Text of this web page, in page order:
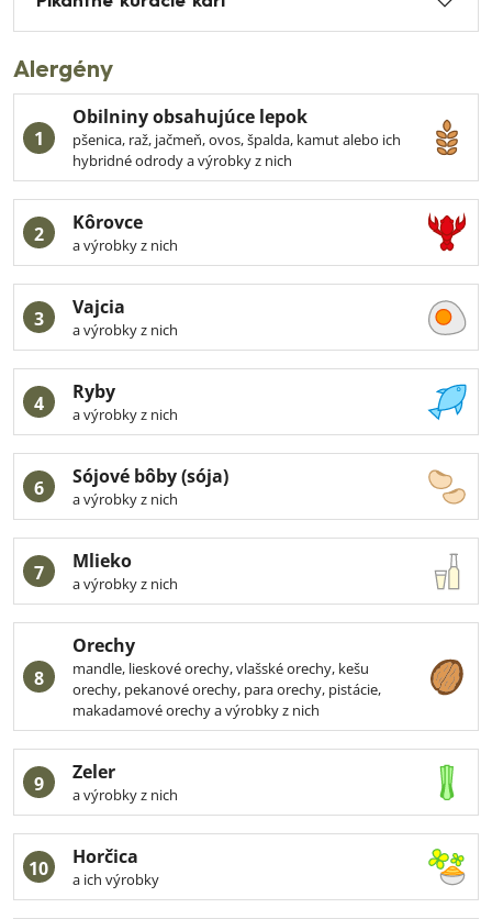
Alergény
1
Obilniny obsahujúce lepok
pšenica, raž, jačmeň, ovos, špalda, kamut alebo ich
hybridné odrody a výrobky z nich
2 Kôrovce
a výrobky z nich
3 Vajcia
a výrobky z nich
4 Ryby
a výrobky z nich
6 Sójové bôby (sója)
a výrobky z nich
7 Mlieko
a výrobky z nich
8
Orechy
mandle, lieskové orechy, vlašské orechy, kešu
orechy, pekanové orechy, para orechy, pistácie,
makadamové orechy a výrobky z nich
9 Zeler
a výrobky z nich
10 Horčica
a ich výrobky